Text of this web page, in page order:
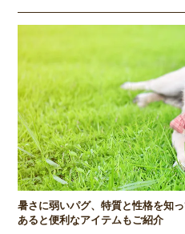
暑さに弱いパグ、特質と性格を知
あると便利なアイテムもご紹介